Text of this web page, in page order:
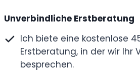
Unverbindliche Erstberatung
Ich biete eine kostenlose
Erstberatung, in der wir Ihr
besprechen.